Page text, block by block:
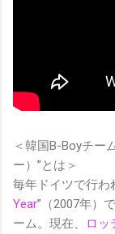
＜韓国B-Boyチー
ー）”とは＞
毎年ドイツで行わ
Year”（2007年）
ーム。現在、
ロッ